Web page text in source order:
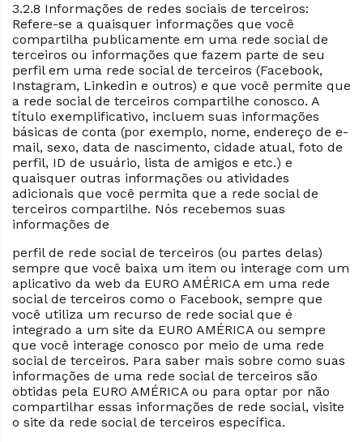
3.2.8 Informações de redes sociais de terceiros:
Refere-se a quaisquer informações que você
compartilha publicamente em uma rede social de
terceiros ou informações que fazem parte de seu
perfil em uma rede social de terceiros (Facebook,
Instagram, Linkedin e outros) e que você permite que
a rede social de terceiros compartilhe conosco. A
título exemplificativo, incluem suas informações
básicas de conta (por exemplo, nome, endereço de e-
mail, sexo, data de nascimento, cidade atual, foto de
perfil, ID de usuário, lista de amigos e etc.) e
quaisquer outras informações ou atividades
adicionais que você permita que a rede social de
terceiros compartilhe. Nós recebemos suas
informações de
perfil de rede social de terceiros (ou partes delas)
sempre que você baixa um item ou interage com um
aplicativo da web da EURO AMÉRICA em uma rede
social de terceiros como o Facebook, sempre que
você utiliza um recurso de rede social que é
integrado a um site da EURO AMÉRICA ou sempre
que você interage conosco por meio de uma rede
social de terceiros. Para saber mais sobre como suas
informações de uma rede social de terceiros são
obtidas pela EURO AMÉRICA ou para optar por não
compartilhar essas informações de rede social, visite
o site da rede social de terceiros específica.